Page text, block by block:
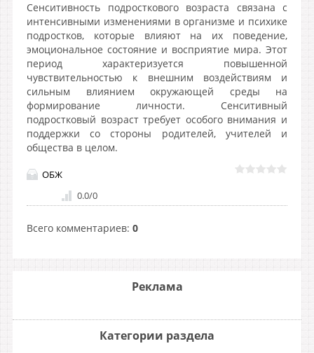
Сенситивность подросткового возраста связана с
интенсивными изменениями в организме и психике
подростков, которые влияют на их поведение,
эмоциональное состояние и восприятие мира. Этот
период характеризуется повышенной
чувствительностью к внешним воздействиям и
сильным влиянием окружающей среды на
формирование личности. Сенситивный
подростковый возраст требует особого внимания и
поддержки со стороны родителей, учителей и
общества в целом.
ОБЖ
0.0/0
Всего комментариев: 0
Реклама
Категории раздела